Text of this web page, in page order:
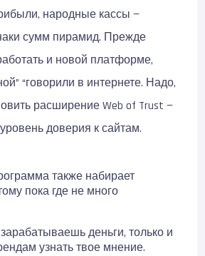
народные кассы —
сумм пирамид. Прежде
и новой платформе,
“говорили в интернете. Надо,
расширение Web of Trust —
доверия к сайтам.
также набирает
пока где не много
деньги, только и
узнать твое мнение.